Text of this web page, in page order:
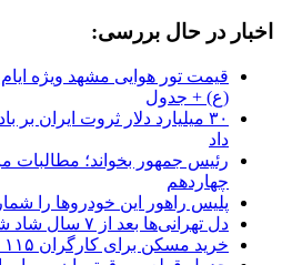
اخبار در حال بررسی:
قیمت تور هوایی مشهد ویژه
(ع) + جدول
۳۰ میلیارد دلار ثروت ایران
داد
رئیس جمهور بخواند؛ مطالبات
چهاردهم‌
پلیس راهور این خودرو‌ها را
دل تهرانی‌ها بعد از ۷ سال شاد شد
خرید مسکن برای کارگران ۱۱۵ سال طول می‌کشد!